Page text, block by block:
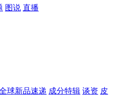
图说 直播
球新品速递 成分特辑 谈资 皮